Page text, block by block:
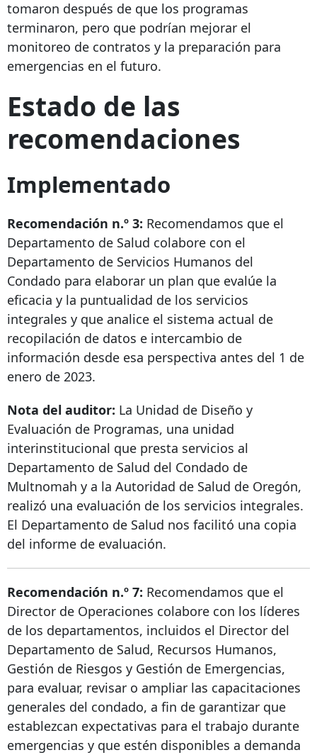
tomaron después de que los programas
terminaron, pero que podrían mejorar el
monitoreo de contratos y la preparación para
emergencias en el futuro.
Estado de las
recomendaciones
Implementado
Recomendación n.º 3: Recomendamos que el
Departamento de Salud colabore con el
Departamento de Servicios Humanos del
Condado para elaborar un plan que evalúe la
eficacia y la puntualidad de los servicios
integrales y que analice el sistema actual de
recopilación de datos e intercambio de
información desde esa perspectiva antes del 1 de
enero de 2023.
Nota del auditor: La Unidad de Diseño y
Evaluación de Programas, una unidad
interinstitucional que presta servicios al
Departamento de Salud del Condado de
Multnomah y a la Autoridad de Salud de Oregón,
realizó una evaluación de los servicios integrales.
El Departamento de Salud nos facilitó una copia
del informe de evaluación.
Recomendación n.º 7: Recomendamos que el
Director de Operaciones colabore con los líderes
de los departamentos, incluidos el Director del
Departamento de Salud, Recursos Humanos,
Gestión de Riesgos y Gestión de Emergencias,
para evaluar, revisar o ampliar las capacitaciones
generales del condado, a fin de garantizar que
establezcan expectativas para el trabajo durante
emergencias y que estén disponibles a demanda